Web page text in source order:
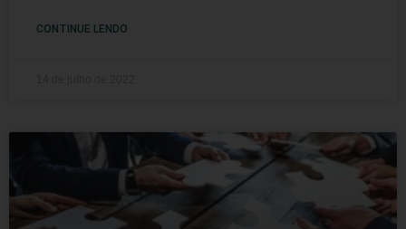
CONTINUE LENDO